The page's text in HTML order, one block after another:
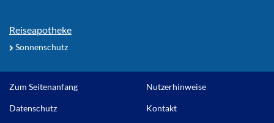
Reiseapotheke
Sonnenschutz
Zum Seitenanfang Nutzerhinweise
Datenschutz Kontakt